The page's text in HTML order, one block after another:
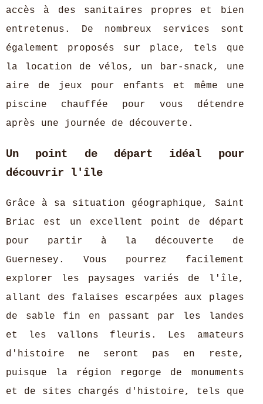
accès à des sanitaires propres et bien
entretenus. De nombreux services sont
également proposés sur place, tels que
la location de vélos, un bar-snack, une
aire de jeux pour enfants et même une
piscine chauffée pour vous détendre
après une journée de découverte.
Un point de départ idéal pour
découvrir l'île
Grâce à sa situation géographique, Saint
Briac est un excellent point de départ
pour partir à la découverte de
Guernesey. Vous pourrez facilement
explorer les paysages variés de l'île,
allant des falaises escarpées aux plages
de sable fin en passant par les landes
et les vallons fleuris. Les amateurs
d'histoire ne seront pas en reste,
puisque la région regorge de monuments
et de sites chargés d'histoire, tels que